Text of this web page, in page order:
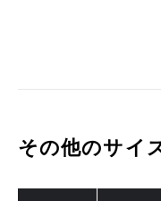
その他のサイ